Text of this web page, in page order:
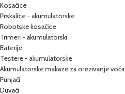
Kosačice
Prskalice - akumulatorske
Robotske kosačice
Trimeri - akumulatorski
Baterije
Testere - akumulatorske
Akumulatorske makaze za orezivanje voća
Punjači
Duvači